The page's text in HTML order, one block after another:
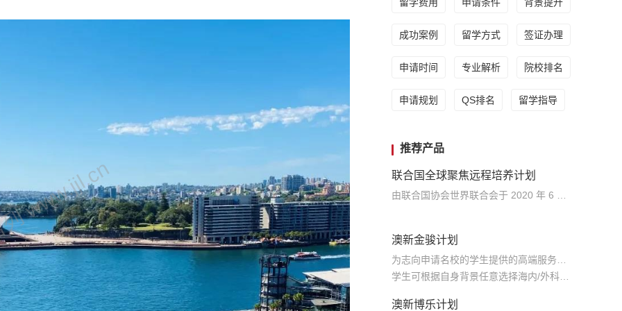
www.jjl.cn
成功案例 留学方式 签证办理
申请时间 专业解析 院校排名
申请规划 QS排名 留学指导
推荐产品
联合国全球聚焦远程培养计划
澳新金骏计划
澳新博乐计划